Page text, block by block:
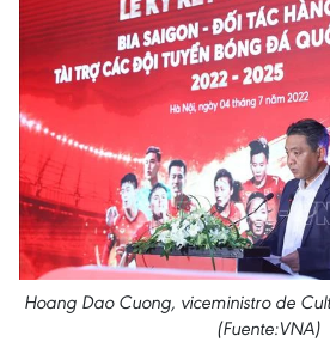
Hoang Dao Cuong, viceministro de
(Fuente:VNA)